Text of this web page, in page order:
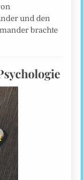
und den
brachte